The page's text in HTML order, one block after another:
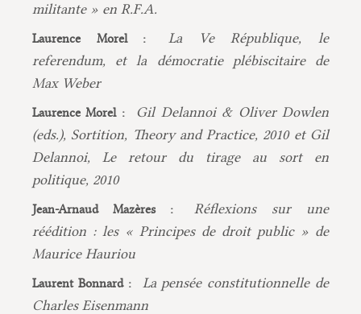
militante » en R.F.A.
Laurence Morel :
La Ve République, le
referendum, et la démocratie plébiscitaire de
Max Weber
Laurence Morel :
Gil Delannoi & Oliver Dowlen
(eds.), Sortition, Theory and Practice, 2010 et Gil
Delannoi, Le retour du tirage au sort en
politique, 2010
Jean-Arnaud Mazères :
Réflexions sur une
réédition : les « Principes de droit public » de
Maurice Hauriou
Laurent Bonnard :
La pensée constitutionnelle de
Charles Eisenmann